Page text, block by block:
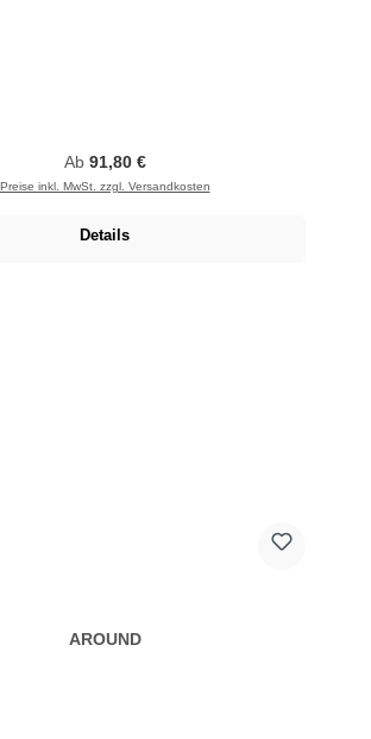
Regulärer Preis:
Ab 91,80 €
Preise inkl. MwSt. zzgl. Versandkosten
Details
AROUND